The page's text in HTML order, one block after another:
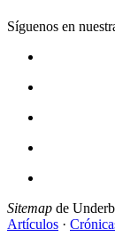
Síguenos en
Sitemap de
Artículos ·